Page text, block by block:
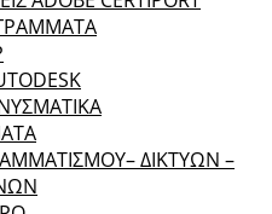
ΔΙΚΤΥΩΝ –